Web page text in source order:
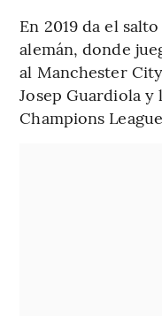
En 2019 da el
alemán, donde
al Manchester
Josep Guardiola
Champions